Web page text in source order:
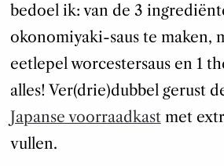
bedoel ik: van de 3
okonomiyaki-saus te maken,
eetlepel worcestersaus en 1
alles! Ver(drie)dubbel gerust
Japanse voorraadkastmet
vullen.